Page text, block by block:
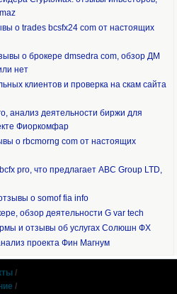
о trades bcsfx24 com от настоящих
о брокере dmsedra com, обзор ДМ
нет
клиентов и проверка на скам сайта
анализ деятельности биржи для
Фиоркомфар
о rbcmorng com от настоящих
pro, что предлагает ABC Group LTD,
о somof fia info
обзор деятельности G var tech
и отзывы об услугах Солюшн ФХ
проекта Фин Магнум
/
/